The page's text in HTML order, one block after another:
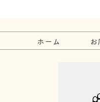
ホーム